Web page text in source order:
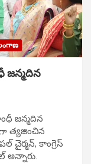
జ‌న్మ‌దిన
జ‌న్మ‌దిన
త్య‌జించిన
కాంగ్రెస్
అన్నారు.